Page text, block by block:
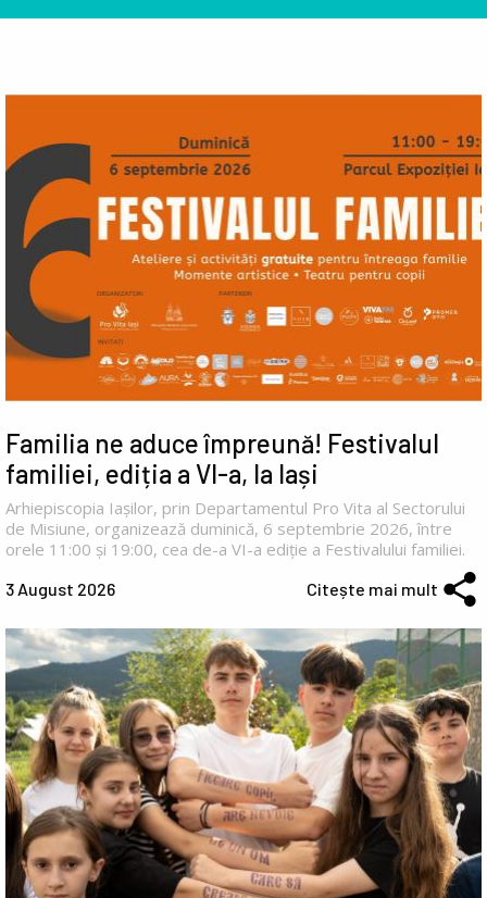
Familia ne aduce împreună! Festivalul
familiei, ediția a VI-a, la Iași
Arhiepiscopia Iașilor, prin Departamentul Pro Vita al Sectorului
de Misiune, organizează duminică, 6 septembrie 2026, între
orele 11:00 și 19:00, cea de-a VI-a ediție a Festivalului familiei.
3 August 2026 Citește mai mult